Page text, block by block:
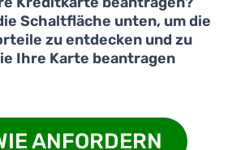
Schaltfläche unten, um die
zu entdecken und zu
Ihre Karte beantragen
ANFORDERN